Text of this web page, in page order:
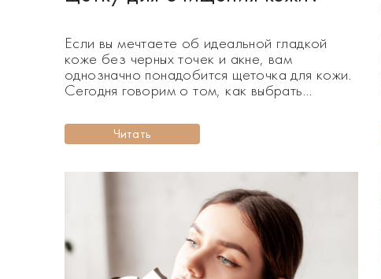
Если вы мечтаете об идеальной гладкой
коже без черных точек и акне, вам
однозначно понадобится щеточка для кожи.
Сегодня говорим о том, как выбрать
Очищение кожи – важнейший этап в
ежедневной рутине для каждой девушки. С
сияние, молодость и красота. Добиться
идеального рельефа и тона, […]
Читать